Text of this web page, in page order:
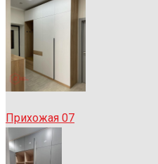
Прихожая 07